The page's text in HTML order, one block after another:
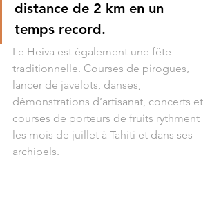
distance de 2 km en un
temps record.
Le Heiva est également une fête
traditionnelle. Courses de pirogues,
lancer de javelots, danses,
démonstrations d’artisanat, concerts et
courses de porteurs de fruits rythment
les mois de juillet à Tahiti et dans ses
archipels.